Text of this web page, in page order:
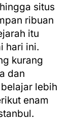
situs
ribuan
itu
hari ini.
kurang
dan
lebih
enam